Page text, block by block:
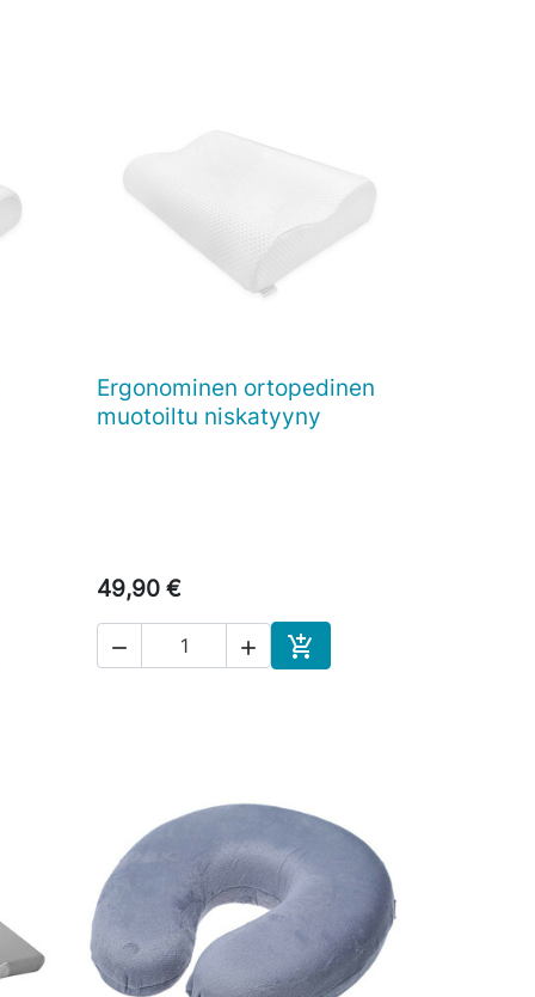
 Pikakatselu
Ergonominen ortopedinen
muotoiltu niskatyyny
49,90 €
  
Ostoskoriin